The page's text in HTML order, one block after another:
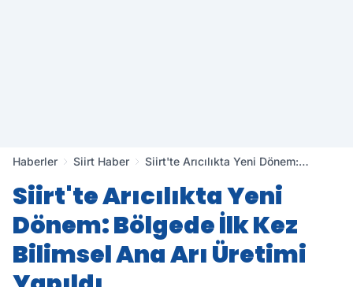
Haberler Siirt Haber
Siirt'te Arıcılıkta Yeni Dönem:
Üretimi Yapıldı
Siirt'te Arıcılıkta Yeni
Dönem: Bölgede İlk Kez
Bilimsel Ana Arı Üretimi